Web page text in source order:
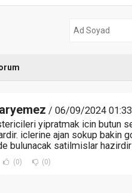
/ 06/09/2024 01:33
yipratmak icin butun
iclerine ajan sokup bakin
bulunacak satilmislar
(0) (0)